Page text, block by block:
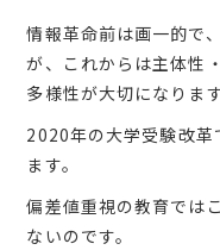
情報革命前は画一的で
が、これからは主体性
多様性が大切になります
2020年の大学受験改革
ます。
偏差値重視の教育では
ないのです。